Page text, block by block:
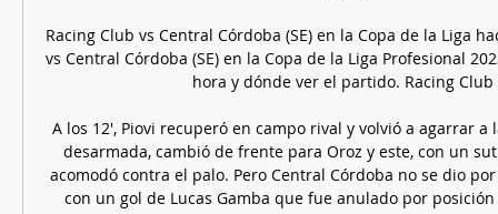
Racing Club vs Central Córdoba (SE) en la Copa de la Liga
vs Central Córdoba (SE) en la Copa de la Liga Profesional
hora y dónde ver el partido. Racing Club
A los 12', Piovi recuperó en campo rival y volvió a agarrar a
desarmada, cambió de frente para Oroz y este, con un
acomodó contra el palo. Pero Central Córdoba no se dio
con un gol de Lucas Gamba que fue anulado por